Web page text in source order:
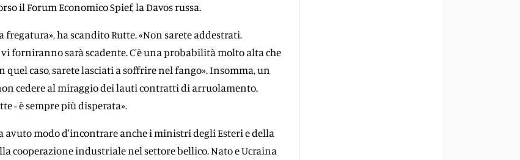
il Forum Economico Spief, la Davos russa.
ha scandito Rutte. «Non sarete addestrati.
forniranno sarà scadente. C'è una probabilità molto alta che
quel caso, sarete lasciati a soffrire nel fango». Insomma, un
cedere al miraggio dei lauti contratti di arruolamento.
- è sempre più disperata».
avuto modo d'incontrare anche i ministri degli Esteri e della
cooperazione industriale nel settore bellico. Nato e Ucraina